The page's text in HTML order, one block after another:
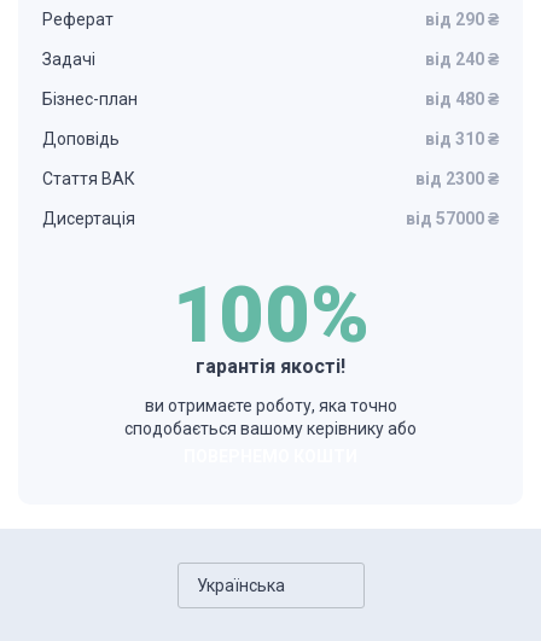
Реферат від 290 ₴
Задачі від 240 ₴
Бізнес-план від 480 ₴
Доповідь від 310 ₴
Стаття ВАК від 2300 ₴
Дисертація від 57000 ₴
100%
гарантія якості!
ви отримаєте роботу, яка точно
сподобається вашому керівнику або
Українська